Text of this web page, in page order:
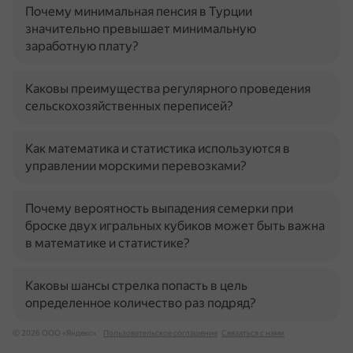
Почему минимальная пенсия в Турции
значительно превышает минимальную
заработную плату?
Каковы преимущества регулярного проведения
сельскохозяйственных переписей?
Как математика и статистика используются в
управлении морскими перевозками?
Почему вероятность выпадения семерки при
броске двух игральных кубиков может быть важна
в математике и статистике?
Каковы шансы стрелка попасть в цель
определенное количество раз подряд?
© 2026 ООО «Яндекс» Пользовательское соглашение Связаться с нами